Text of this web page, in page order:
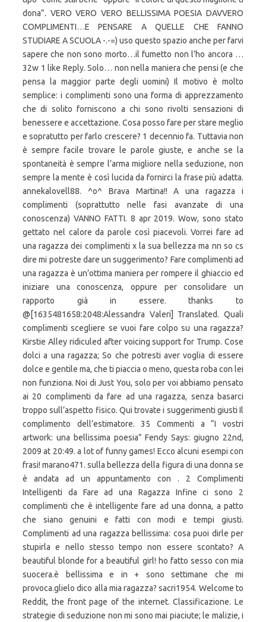
dona”. VERO VERO VERO BELLISSIMA POESIA DAVVERO
COMPLIMENTI…E PENSARE A QUELLE CHE FANNO
STUDIARE A SCUOLA -.-=) uso questo spazio anche per farvi
sapere che non sono morto…il fumetto non l’ho ancora …
32w 1 like Reply. Solo… non nella maniera che pensi (e che
pensa la maggior parte degli uomini) Il motivo è molto
semplice: i complimenti sono una forma di apprezzamento
che di solito forniscono a chi sono rivolti sensazioni di
benessere e accettazione. Cosa posso fare per stare meglio
e sopratutto per farlo crescere? 1 decennio fa. Tuttavia non
è sempre facile trovare le parole giuste, e anche se la
spontaneità è sempre l’arma migliore nella seduzione, non
sempre la mente è così lucida da fornirci la frase più adatta.
annekalovell88. ^o^ Brava Martina!! A una ragazza i
complimenti (soprattutto nelle fasi avanzate di una
conoscenza) VANNO FATTI. 8 apr 2019. Wow, sono stato
gettato nel calore da parole così piacevoli. Vorrei fare ad
una ragazza dei complimenti x la sua bellezza ma nn so cs
dire mi potreste dare un suggerimento? Fare complimenti ad
una ragazza è un’ottima maniera per rompere il ghiaccio ed
iniziare una conoscenza, oppure per consolidare un
rapporto già in essere. thanks to
@[1635481658:2048:Alessandra Valeri] Translated. Quali
complimenti scegliere se vuoi fare colpo su una ragazza?
Kirstie Alley ridiculed after voicing support for Trump. Cose
dolci a una ragazza; So che potresti aver voglia di essere
dolce e gentile ma, che ti piaccia o meno, questa roba con lei
non funziona. Noi di Just You, solo per voi abbiamo pensato
ai 20 complimenti da fare ad una ragazza, senza basarci
troppo sull’aspetto fisico. Qui trovate i suggerimenti giusti Il
complimento dell’estimatore. 35 Commenti a “I vostri
artwork: una bellissima poesia” Fendy Says: giugno 22nd,
2009 at 20:49. a lot of funny games! Ecco alcuni esempi con
frasi! marano471. sulla bellezza della figura di una donna se
è andata ad un appuntamento con . 2 Complimenti
Intelligenti da Fare ad una Ragazza Infine ci sono 2
complimenti che è intelligente fare ad una donna, a patto
che siano genuini e fatti con modi e tempi giusti.
Complimenti ad una ragazza bellissima: cosa puoi dirle per
stupirla e nello stesso tempo non essere scontato? A
beautiful blonde for a beautiful girl! ho fatto sesso con mia
suocera.è bellissima e in + sono settimane che mi
provoca.glielo dico alla mia ragazza? sacri1954. Welcome to
Reddit, the front page of the internet. Classificazione. Le
strategie di seduzione non mi sono mai piaciute; le malizie, i